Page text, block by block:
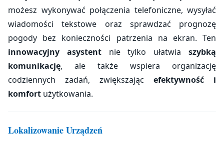
możesz wykonywać połączenia telefoniczne, wysyłać
wiadomości tekstowe oraz sprawdzać prognozę
pogody bez konieczności patrzenia na ekran. Ten
innowacyjny asystentnie tylko ułatwiaszybką
komunikację, ale także wspiera organizację
codziennych zadań, zwiększając efektywność i
komfort użytkowania.
Lokalizowanie Urządzeń